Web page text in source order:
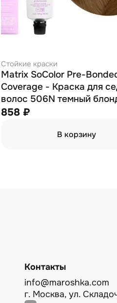
Стойкие краски
Matrix SoColor Pre-
Coverage - Краска для
волос 506N темный
мл
858 ₽
В корзину
Контакты
info@maroshka.com
г. Москва, ул.